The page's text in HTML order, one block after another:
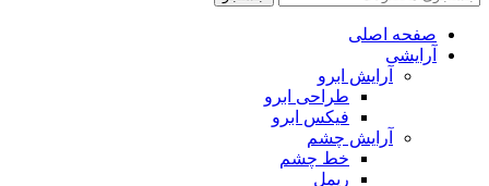
صفحه اصلی
آرایشی
آرايش ابرو
طراحی ابرو
فیکس ابرو
آرايش چشم
خط چشم
ريمل